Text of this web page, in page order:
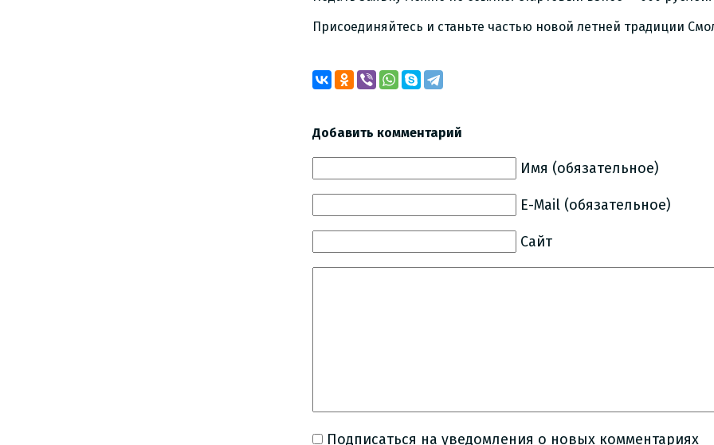
Присоединяйтесь и станьте частью новой летней традиции
Добавить комментарий
Имя (обязательное)
E-Mail (обязательное)
Сайт
Подписаться на уведомления о новых комментариях